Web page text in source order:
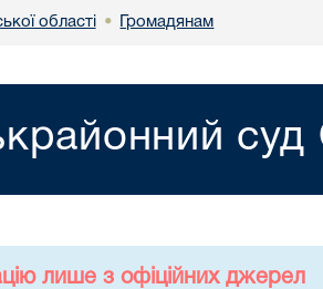
області • Громадянам
суд
лише з офіційних джерел